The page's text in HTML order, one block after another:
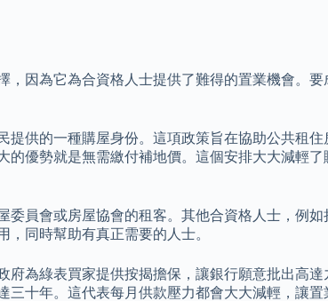
因為它為合資格人士提供了難得的置業機會。
供的一種購屋身份。這項政策旨在協助公共租住
優勢就是無需繳付補地價。這個安排大大減輕了
員會或房屋協會的租客。其他合資格人士，例如
同時幫助有真正需要的人士。
為綠表買家提供按揭擔保，讓銀行願意批出高
十年。這代表每月供款壓力都會大大減輕，讓置